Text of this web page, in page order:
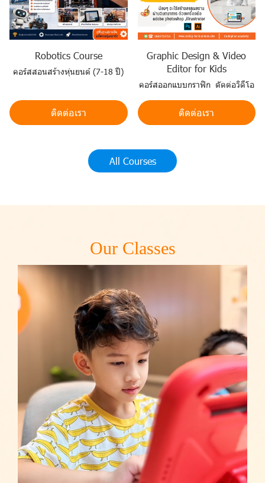
Robotics Course
คอร์สสอนสร้างหุ่นยนต์ (7-18 ปี)
ติดต่อเรา
Graphic Design & Video
Editor for Kids
คอร์สออกแบบกราฟิก ตัดต่อวิดีโอ
ติดต่อเรา
All Courses
Our Classes